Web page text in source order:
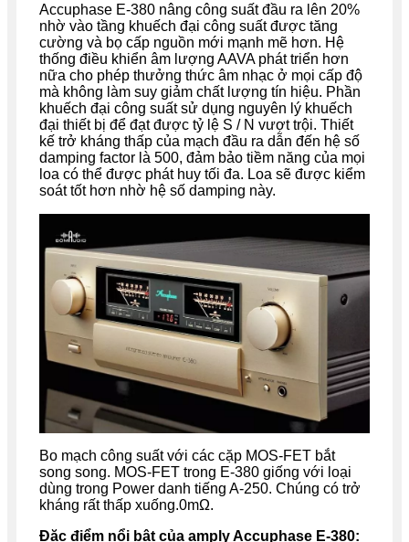
Accuphase E-380 nâng công suất đầu ra lên 20%
nhờ vào tầng khuếch đại công suất được tăng
cường và bọ cấp nguồn mới mạnh mẽ hơn. Hệ
thống điều khiển âm lượng AAVA phát triển hơn
nữa cho phép thưởng thức âm nhạc ở mọi cấp độ
mà không làm suy giảm chất lượng tín hiệu. Phần
khuếch đại công suất sử dụng nguyên lý khuếch
đại thiết bị để đạt được tỷ lệ S / N vượt trội. Thiết
kế trở kháng thấp của mạch đầu ra dẫn đến hệ số
damping factor là 500, đảm bảo tiềm năng của mọi
loa có thể được phát huy tối đa. Loa sẽ được kiểm
soát tốt hơn nhờ hệ số damping này.
Bo mạch công suất với các cặp MOS-FET bắt
song song. MOS-FET trong E-380 giống với loại
dùng trong Power danh tiếng A-250. Chúng có trở
kháng rất thấp xuống.0mΩ.
Đặc điểm nổi bật của amply Accuphase E-380: